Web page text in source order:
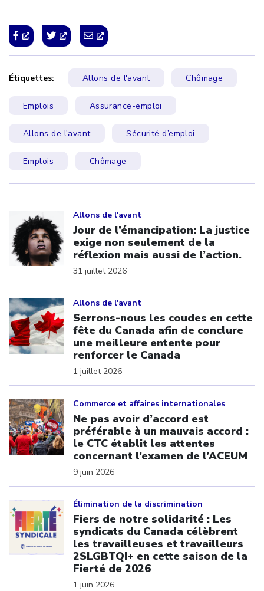
Étiquettes: Allons de l'avant Chômage
Emplois Assurance-emploi
Allons de l'avant Sécurité d’emploi
Emplois Chômage
Allons de l'avant
Jour de l’émancipation: La justice
exige non seulement de la
réflexion mais aussi de l’action.
31 juillet 2026
Allons de l'avant
Serrons-nous les coudes en cette
fête du Canada afin de conclure
une meilleure entente pour
renforcer le Canada
1 juillet 2026
Commerce et affaires internationales
Ne pas avoir d’accord est
préférable à un mauvais accord :
le CTC établit les attentes
concernant l’examen de l’ACEUM
9 juin 2026
Élimination de la discrimination
Fiers de notre solidarité : Les
syndicats du Canada célèbrent
les travailleuses et travailleurs
2SLGBTQI+ en cette saison de la
Fierté de 2026
1 juin 2026